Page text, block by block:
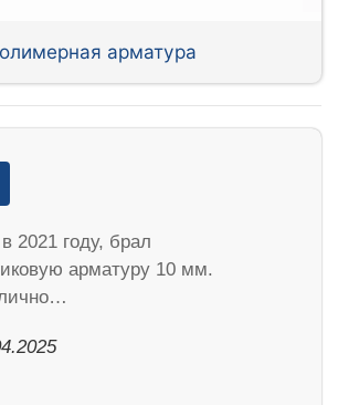
арматура
2021 году, брал
арматуру 10 мм.